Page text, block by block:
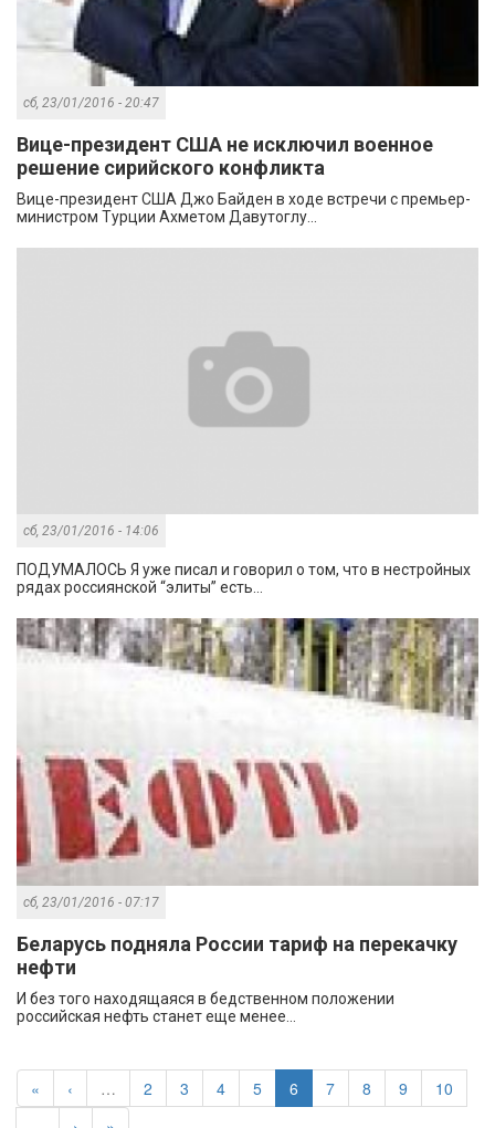
сб, 23/01/2016 - 20:47
Вице-президент США не исключил военное
решение сирийского конфликта
Вице-президент США Джо Байден в ходе встречи с премьер-
министром Турции Ахметом Давутоглу...
сб, 23/01/2016 - 14:06
ПОДУМАЛОСЬ Я уже писал и говорил о том, что в нестройных
рядах россиянской “элиты” есть...
сб, 23/01/2016 - 07:17
Беларусь подняла России тариф на перекачку
нефти
И без того находящаяся в бедственном положении
российская нефть станет еще менее...
« ‹ … 2 3 4 5 6 7 8 9
10